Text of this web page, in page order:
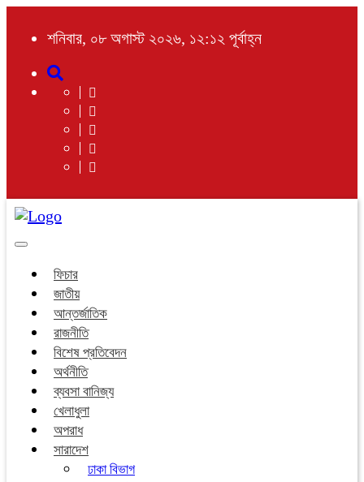
শনিবার, ০৮ অগাস্ট ২০২৬, ১২:১২ পূর্বাহ্ন
Toggle
ফিচার
জাতীয়
আন্তর্জাতিক
রাজনীতি
বিশেষ প্রতিবেদন
অর্থনীতি
ব্যবসা বানিজ্য
খেলাধুলা
অপরাধ
সারাদেশ
ঢাকা বিভাগ